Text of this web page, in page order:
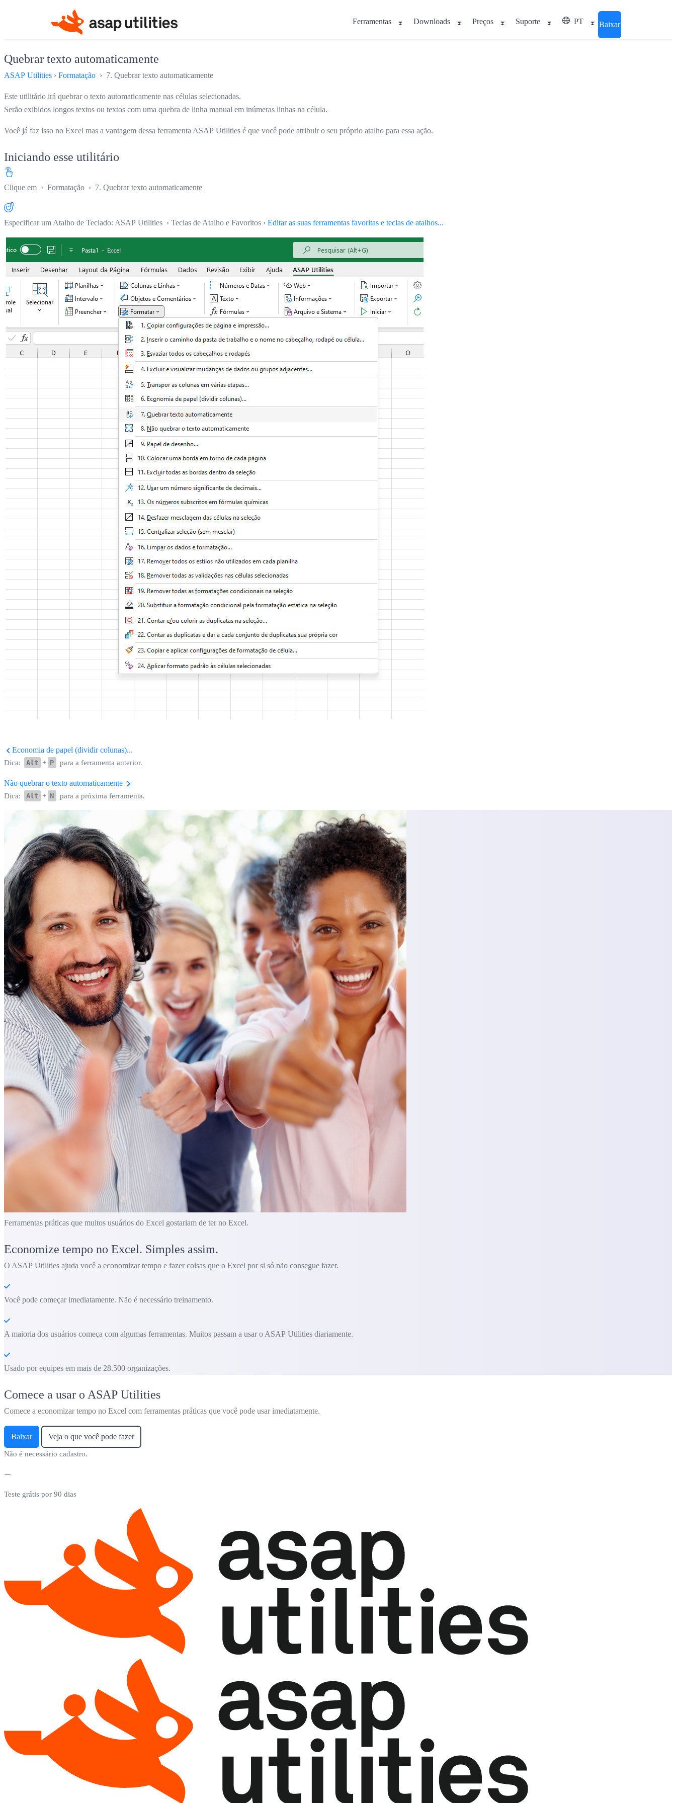
Ferramentas Downloads Preços Suporte PT Baixar
Quebrar texto automaticamente
ASAP Utilities › Formatação › 7. Quebrar texto automaticamente
Este utilitário irá quebrar o texto automaticamente nas células selecionadas.
Serão exibidos longos textos ou textos com uma quebra de linha manual em inúmeras linhas na célula.
Você já faz isso no Excel mas a vantagem dessa ferramenta ASAP Utilities é que você pode atribuir o seu próprio atalho para essa ação.
Iniciando esse utilitário
Clique em › Formatação › 7. Quebrar texto automaticamente
Especificar um Atalho de Teclado: ASAP Utilities › Teclas de Atalho e Favoritos › Editar as suas ferramentas favoritas e teclas de atalhos...
Economia de papel (dividir colunas)...
Dica: Alt + P para a ferramenta anterior.
Não quebrar o texto automaticamente
Dica: Alt + N para a próxima ferramenta.
Ferramentas práticas que muitos usuários do Excel gostariam de ter no Excel.
Economize tempo no Excel. Simples assim.
O ASAP Utilities ajuda você a economizar tempo e fazer coisas que o Excel por si só não consegue fazer.
Você pode começar imediatamente. Não é necessário treinamento.
A maioria dos usuários começa com algumas ferramentas. Muitos passam a usar o ASAP Utilities diariamente.
Usado por equipes em mais de 28.500 organizações.
Comece a usar o ASAP Utilities
Comece a economizar tempo no Excel com ferramentas práticas que você pode usar imediatamente.
Baixar Veja o que você pode fazer
Não é necessário cadastro.
Teste grátis por 90 dias